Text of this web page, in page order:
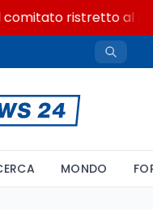
ristretto al
MONDO